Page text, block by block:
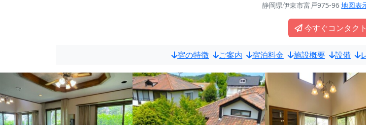
静岡県伊東市富戸975-96 地図表
今すぐコンタクト
宿の特徴 ご案内 宿泊料金 施設概要 設備